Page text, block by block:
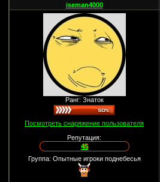
iseman4000
Ранг: Знаток
Посмотреть снаряжение пользователя
Репутация:
45
Группа: Опытные игроки поднебесья